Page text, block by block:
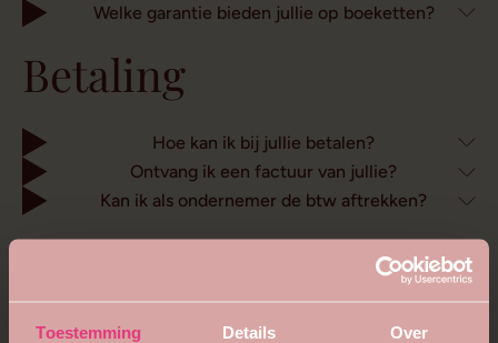
Toestemming Details Over
Welke garantie bieden jullie op boeketten?
Betaling
Hoe kan ik bij jullie betalen?
Ontvang ik een factuur van jullie?
Kan ik als ondernemer de btw aftrekken?
Wat maakt De Duinroos tot een duurzame